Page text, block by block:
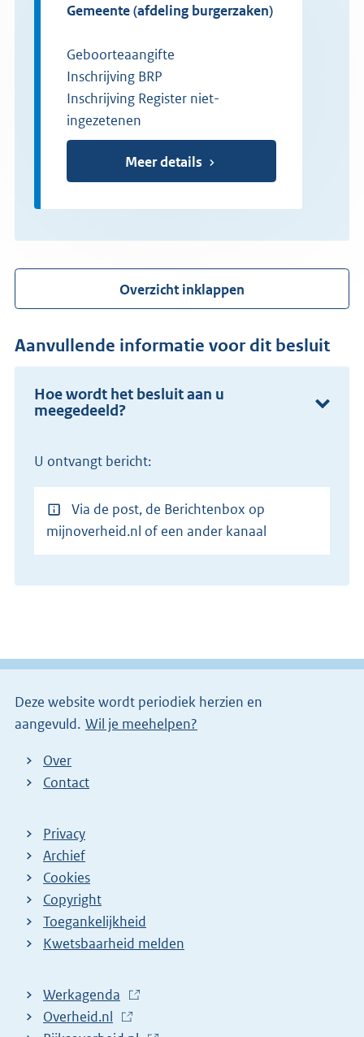
gemeente (afdeling burgerzaken)
Geboorteaangifte
Inschrijving BRP
Inschrijving Register niet-
ingezetenen
Meer details
Overzicht inklappen
Aanvullende informatie voor dit besluit
Hoe wordt het besluit aan u
meegedeeld?
U ontvangt bericht:
Via de post, de Berichtenbox op
mijnoverheid.nl of een ander kanaal
Deze website wordt periodiek herzien en
aangevuld. Wil je meehelpen?
Over
Contact
Privacy
Archief
Cookies
Copyright
Toegankelijkheid
Kwetsbaarheid melden
Werkagenda
E
Overheid.nl